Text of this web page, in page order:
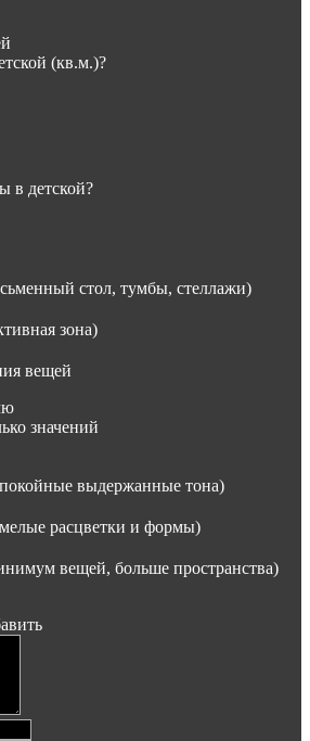
(кв.м.)?
в детской?
стол, тумбы, стеллажи)
зона)
вещей
значений
выдержанные тона)
расцветки и формы)
вещей, больше пространства)